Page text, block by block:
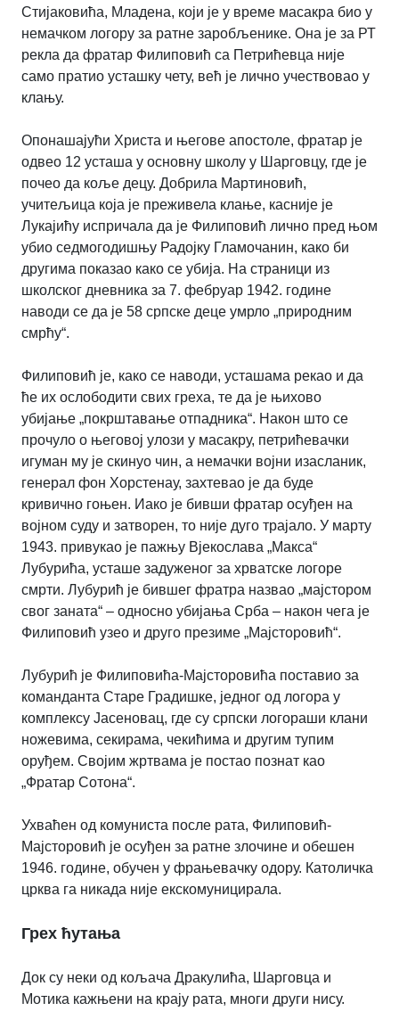
Стијаковића, Младена, који је у време масакра био у
немачком логору за ратне заробљенике. Она је за РТ
рекла да фратар Филиповић са Петрићевца није
само пратио усташку чету, већ је лично учествовао у
клању.
Опонашајући Христа и његове апостоле, фратар је
одвео 12 усташа у основну школу у Шарговцу, где је
почео да коље децу. Добрила Мартиновић,
учитељица која је преживела клање, касније је
Лукајићу испричала да је Филиповић лично пред њом
убио седмогодишњу Радојку Гламочанин, како би
другима показао како се убија. На страници из
школског дневника за 7. фебруар 1942. године
наводи се да је 58 српске деце умрло „природним
смрћу“.
Филиповић је, како се наводи, усташама рекао и да
ће их ослободити свих греха, те да је њихово
убијање „покрштавање отпадника“. Након што се
прочуло о његовој улози у масакру, петрићевачки
игуман му је скинуо чин, а немачки војни изасланик,
генерал фон Хорстенау, захтевао је да буде
кривично гоњен. Иако је бивши фратар осуђен на
војном суду и затворен, то није дуго трајало. У марту
1943. привукао је пажњу Вјекослава „Макса“
Лубурића, усташе задуженог за хрватске логоре
смрти. Лубурић је бившег фратра назвао „мајстором
свог заната“ – односно убијања Срба – након чега је
Филиповић узео и друго презиме „Мајсторовић“.
Лубурић је Филиповића-Мајсторовића поставио за
команданта Старе Градишке, једног од логора у
комплексу Јасеновац, где су српски логораши клани
ножевима, секирама, чекићима и другим тупим
оруђем. Својим жртвама је постао познат као
„Фратар Сотона“.
Ухваћен од комуниста после рата, Филиповић-
Мајсторовић је осуђен за ратне злочине и обешен
1946. године, обучен у фрањевачку одору. Католичка
црква га никада није екскомуницирала.
Грех ћутања
Док су неки од кољача Дракулића, Шарговца и
Мотика кажњени на крају рата, многи други нису.